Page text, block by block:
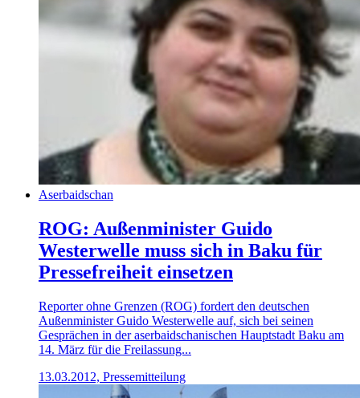
Aserbaidschan
ROG: Außenminister Guido
Westerwelle muss sich in Baku für
Pressefreiheit einsetzen
Reporter ohne Grenzen (ROG) fordert den deutschen
Außenminister Guido Westerwelle auf, sich bei seinen
Gesprächen in der aserbaidschanischen Hauptstadt Baku am
14. März für die Freilassung...
13.03.2012, Pressemitteilung